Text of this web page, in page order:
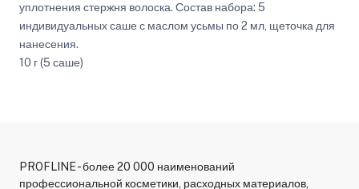
уплотнения стержня волоска. Состав набора: 5
индивидуальных саше с маслом усьмы по 2 мл, щеточка для
нанесения.
10 г (5 саше)
PROFLINE - более 20 000 наименований
профессиональной косметики, расходных материалов,